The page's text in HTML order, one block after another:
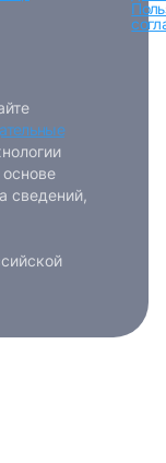
сведений,